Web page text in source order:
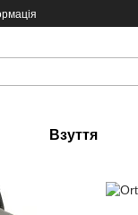
Взуття